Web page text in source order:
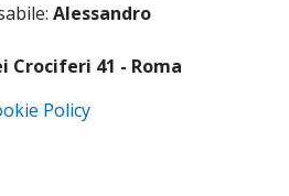
Alessandro
Crociferi 41 - Roma
Policy